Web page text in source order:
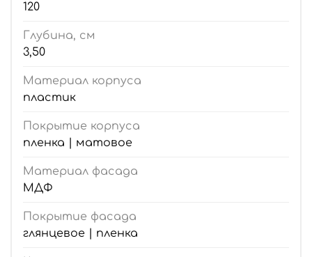
120
Глубина, см
3,50
Материал корпуса
пластик
Покрытие корпуса
пленка | матовое
Материал фасада
МДФ
Покрытие фасада
глянцевое | пленка